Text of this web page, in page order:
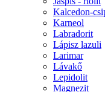
Kalcedon-
Karneol
Labradorit
Lápisz lazuli
Larimar
Lávakő
Lepidolit
Magnezit